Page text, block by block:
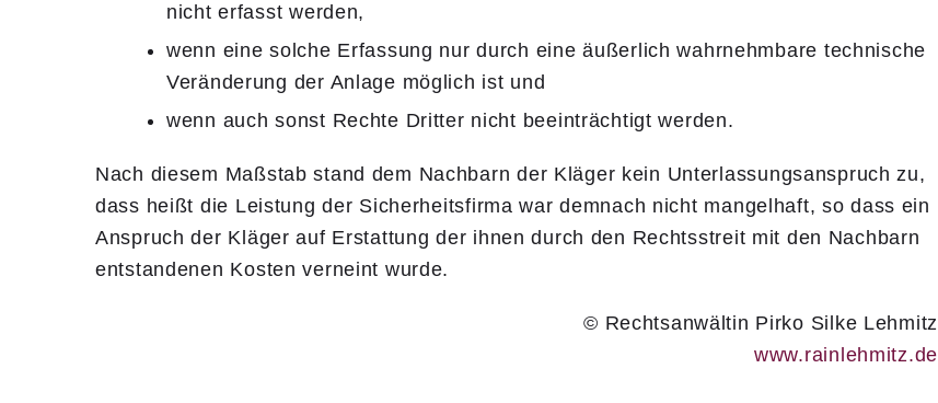
nicht er­fasst werden,
wenn eine solche Erfassung nur durch eine äußerlich wahrnehmbare technische
Verän­derung der Anlage möglich ist und
wenn auch sonst Rechte Dritter nicht beeinträchtigt werden.
Nach diesem Maßstab stand dem Nachbarn der Kläger kein Unterlassungsanspruch zu,
dass heißt die Leistung der Sicherheitsfirma war demnach nicht mangelhaft, so dass ein
Anspruch der Kläger auf Erstattung der ihnen durch den Rechtsstreit mit den Nachbarn
entstandenen Kosten verneint wurde.
© Rechtsanwältin Pirko Silke Lehmitz
www.rainlehmitz.de